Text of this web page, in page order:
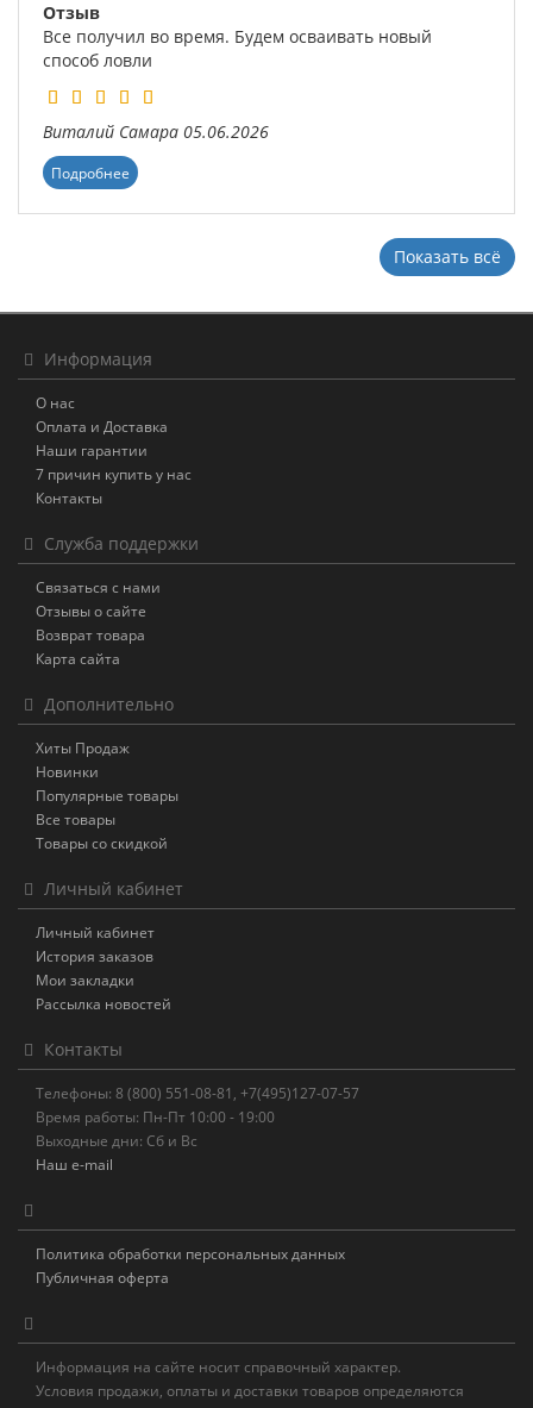
Отзыв
Все получил во время. Будем осваивать новый
способ ловли
Виталий Самара 05.06.2026
Подробнее
Показать всё
Информация
О нас
Оплата и Доставка
Наши гарантии
7 причин купить у нас
Контакты
Служба поддержки
Связаться с нами
Отзывы о сайте
Возврат товара
Карта сайта
Дополнительно
Хиты Продаж
Новинки
Популярные товары
Все товары
Товары со скидкой
Личный кабинет
Личный кабинет
История заказов
Мои закладки
Рассылка новостей
Контакты
Телефоны: 8 (800) 551-08-81, +7(495)127-07-57
Время работы: Пн-Пт 10:00 - 19:00
Выходные дни: Сб и Вс
Наш e-mail
Политика обработки персональных данных
Публичная оферта
Информация на сайте носит справочный характер.
Условия продажи, оплаты и доставки товаров определяются